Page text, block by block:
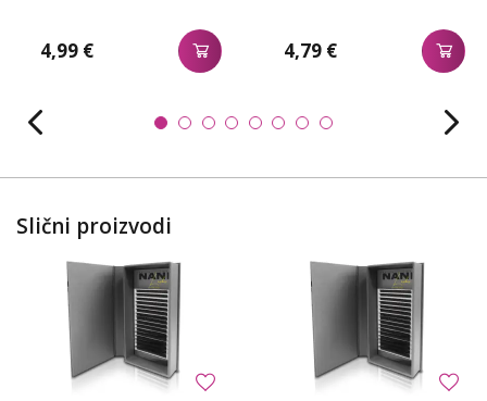
4,99 € 4,79 €
Slični proizvodi